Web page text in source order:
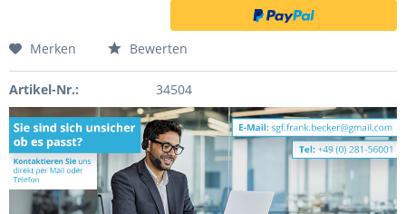
Merken Bewerten
Artikel-Nr.: 34504